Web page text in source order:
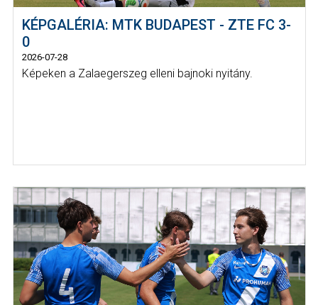
KÉPGALÉRIA: MTK BUDAPEST - ZTE FC 3-
0
2026-07-28
Képeken a Zalaegerszeg elleni bajnoki nyitány.